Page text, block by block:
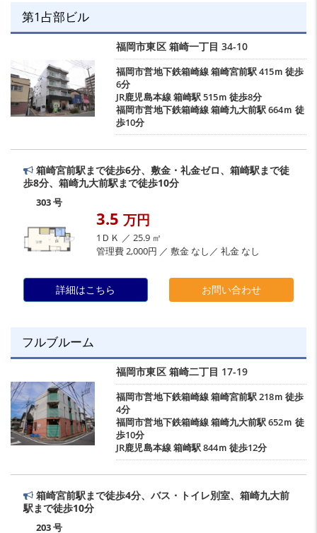
第1占部ビル
福岡市東区 箱崎一丁目 34-10
福岡市営地下鉄箱崎線箱崎宮前駅415ｍ 徒歩
6分
JR鹿児島本線箱崎駅515ｍ 徒歩8分
福岡市営地下鉄箱崎線箱崎九大前駅664ｍ 徒
歩10分
箱崎宮前駅まで徒歩6分、敷金・礼金ゼロ、箱崎駅まで徒
歩8分、箱崎九大前駅まで徒歩10分
303 号
3.5 万円
1ＤＫ ／ 25.9 ㎡
管理費 2,000円 ／ 敷金 なし／ 礼金 なし
詳細はこちら お問い合わせ
フルブルーム
福岡市東区 箱崎二丁目 17-19
福岡市営地下鉄箱崎線箱崎宮前駅218ｍ 徒歩
4分
福岡市営地下鉄箱崎線箱崎九大前駅652ｍ 徒
歩10分
JR鹿児島本線箱崎駅844ｍ 徒歩12分
箱崎宮前駅まで徒歩4分、バス・トイレ別室、箱崎九大前
駅まで徒歩10分
203 号